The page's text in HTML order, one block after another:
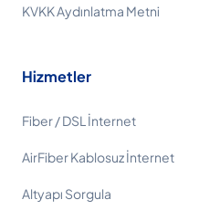
KVKK Aydınlatma Metni
Hizmetler
Fiber / DSL İnternet
AirFiber Kablosuz İnternet
Altyapı Sorgula